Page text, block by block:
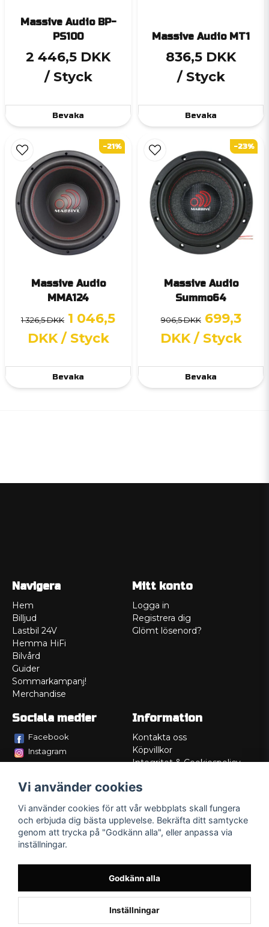
Massive Audio BP-
PS100
2 446,5 DKK
/ Styck
Bevaka
Massive Audio MT1
836,5 DKK
/ Styck
Bevaka
Massive Audio
MMA124
1 326,5 DKK 1 046,5
DKK / Styck
Bevaka
-21%
Massive Audio
Summo64
906,5 DKK 699,3
DKK / Styck
Bevaka
-23%
Navigera
Hem
Billjud
Lastbil 24V
Hemma HiFi
Bilvård
Guider
Sommarkampanj!
Merchandise
Mitt konto
Logga in
Registrera dig
Glömt lösenord?
Sociala medier
Facebook
Instagram
Information
Kontakta oss
Köpvillkor
Integritet & Cookiespolicy
Service/Garanti
Lådritning
Om oss
Vi använder cookies
Vi använder cookies för att vår webbplats skall fungera
och erbjuda dig bästa upplevelse. Bekräfta ditt samtycke
genom att trycka på "Godkänn alla", eller anpassa via
inställningar.
Godkänn alla
Inställningar